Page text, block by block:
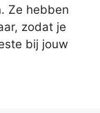
Ze hebben
zodat je
bij jouw